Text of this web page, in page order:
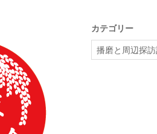
カテゴリー
カ
テ